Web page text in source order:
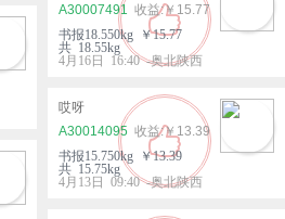
A30007491
￥15.77
书报18.550kg ￥15.77
共 18.55kg
4月16日 16:40 -奥北陕西
哎呀
A30014095
￥13.39
书报15.750kg ￥13.39
共 15.75kg
4月13日 09:40 -奥北陕西